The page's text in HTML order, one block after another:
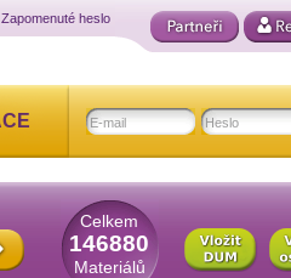
Zapomenuté heslo
Celkem
146880
Materiálů